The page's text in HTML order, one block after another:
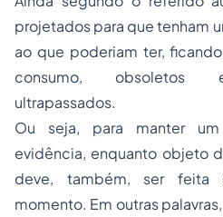
projetados para que tenham
ao que poderiam ter,
consumo, obsoletos
ultrapassados.
Ou seja, para manter
evidência, enquanto objeto
deve, também, ser feita
momento. Em outras